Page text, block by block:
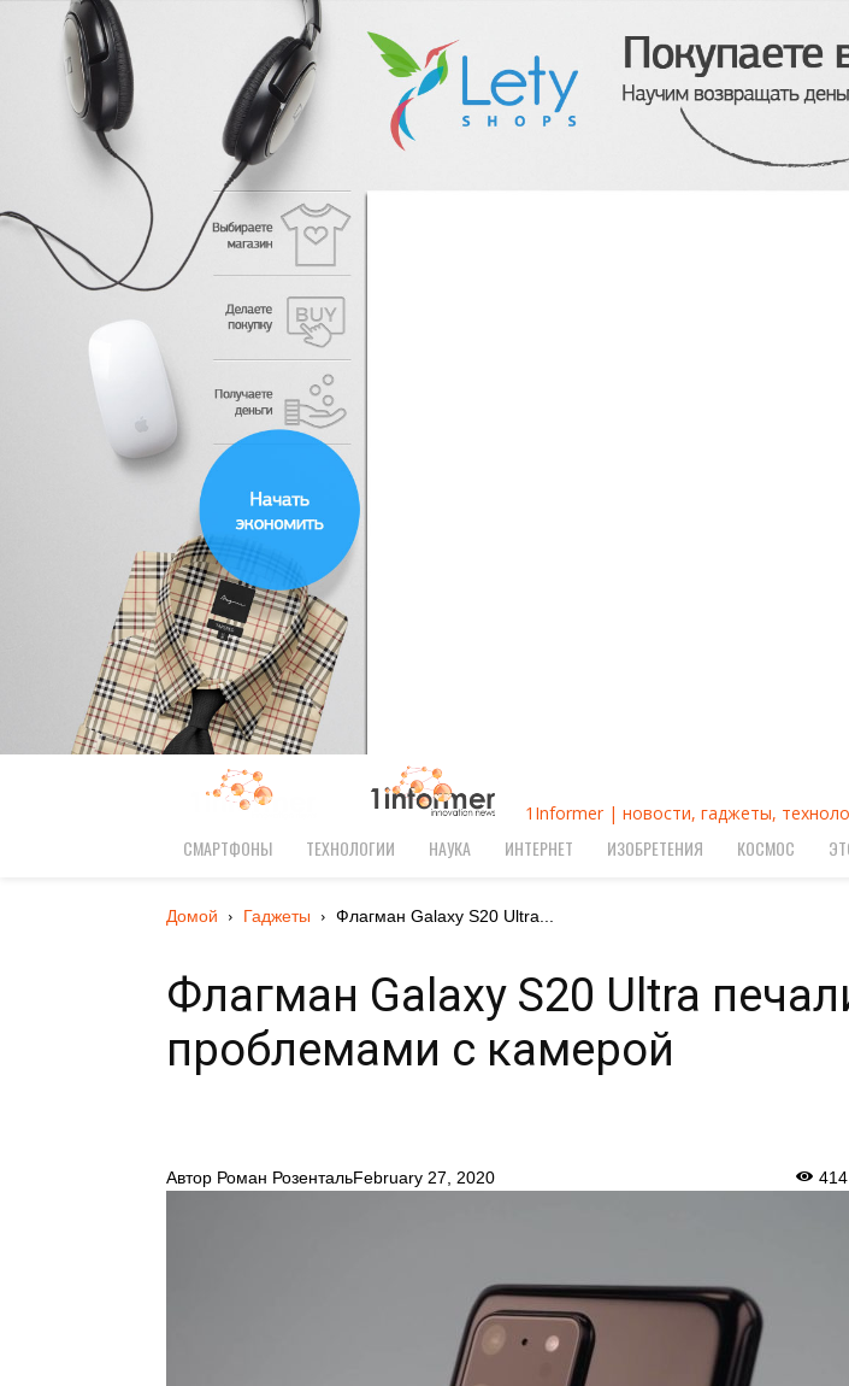
1Informer | новости, гаджеты,
СМАРТФОНЫ ТЕХНОЛОГИИ НАУКА ИНТЕРНЕТ ИЗОБРЕТЕНИЯ КОСМОС
Домой Гаджеты Флагман Galaxy S20 Ultra...
Флагман Galaxy S20 Ultra
проблемами с камерой
Автор Роман РозентальFebruary 27, 2020